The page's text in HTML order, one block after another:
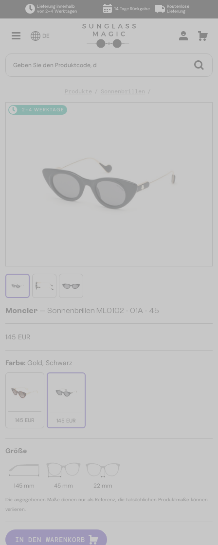
Lieferung innerhalb
von 2–4 Werktagen
14 Tage Rückgabe
Kostenlose
Lieferung
DE
Produkte Sonnenbrillen
2-4 WERKTAGE
Moncler — Sonnenbrillen ML0102 - 01A - 45
145 EUR
Farbe: Gold, Schwarz
145 EUR 145 EUR
Größe
145 mm 45 mm 22 mm
Die angegebenen Maße dienen nur als Referenz; die tatsächlichen Produktmaße können
variieren.
IN DEN WARENKORB